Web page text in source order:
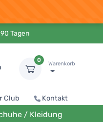
Tagen
0
Warenkorb
Club Kontakt
/ Kleidung